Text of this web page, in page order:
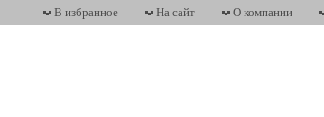
В избранное На сайт О компании